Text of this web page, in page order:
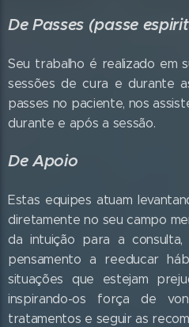
De Passes (passe
Seu trabalho é realizado em
sessões de cura e durante
passes no paciente, nos
durante e após a sessão.
De Apoio
Estas equipes atuam
diretamente no seu campo
da intuição para a consulta,
pensamento a reeducar
situações que estejam
inspirando-os força de
tratamentos e seguir as